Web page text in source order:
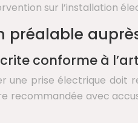
sur l’installation
préalable
conforme à
une prise électrique
avec